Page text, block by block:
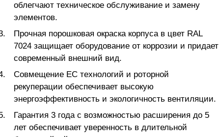
облегчают техническое обслуживание и замену
элементов.
Прочная порошковая окраска корпуса в цвет RAL
7024 защищает оборудование от коррозии и придает
современный внешний вид.
Совмещение ЕС технологий и роторной
рекуперации обеспечивает высокую
энергоэффективность и экологичность вентиляции.
Гарантия 3 года с возможностью расширения до 5
лет обеспечивает уверенность в длительной